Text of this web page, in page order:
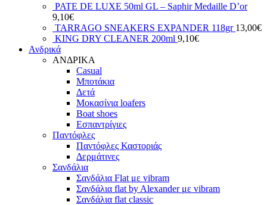
PATE DE LUXE 50ml GL – Saphir Medaille D’or
9,10€
TARRAGO SNEAKERS EXPANDER 118gr 13,00€
KING DRY CLEANER 200ml 9,10€
Ανδρικά
ΑΝΔΡΙΚΑ
Casual
Μποτάκια
Δετά
Μοκασίνια loafers
Boat shoes
Εσπαντρίγιες
Παντόφλες
Παντόφλες Καστοριάς
Δερμάτινες
Σανδάλια
Σανδάλια Flat με vibram
Σανδάλια flat by Alexander με vibram
Σανδάλια flat classic